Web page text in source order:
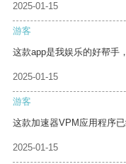
2025-01-15
游客
这款app是我娱乐的好帮手
2025-01-15
游客
这款加速器VPM应用程序
2025-01-15